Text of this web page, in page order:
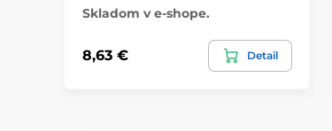
Skladom v e-shope.
8,63 € Detail